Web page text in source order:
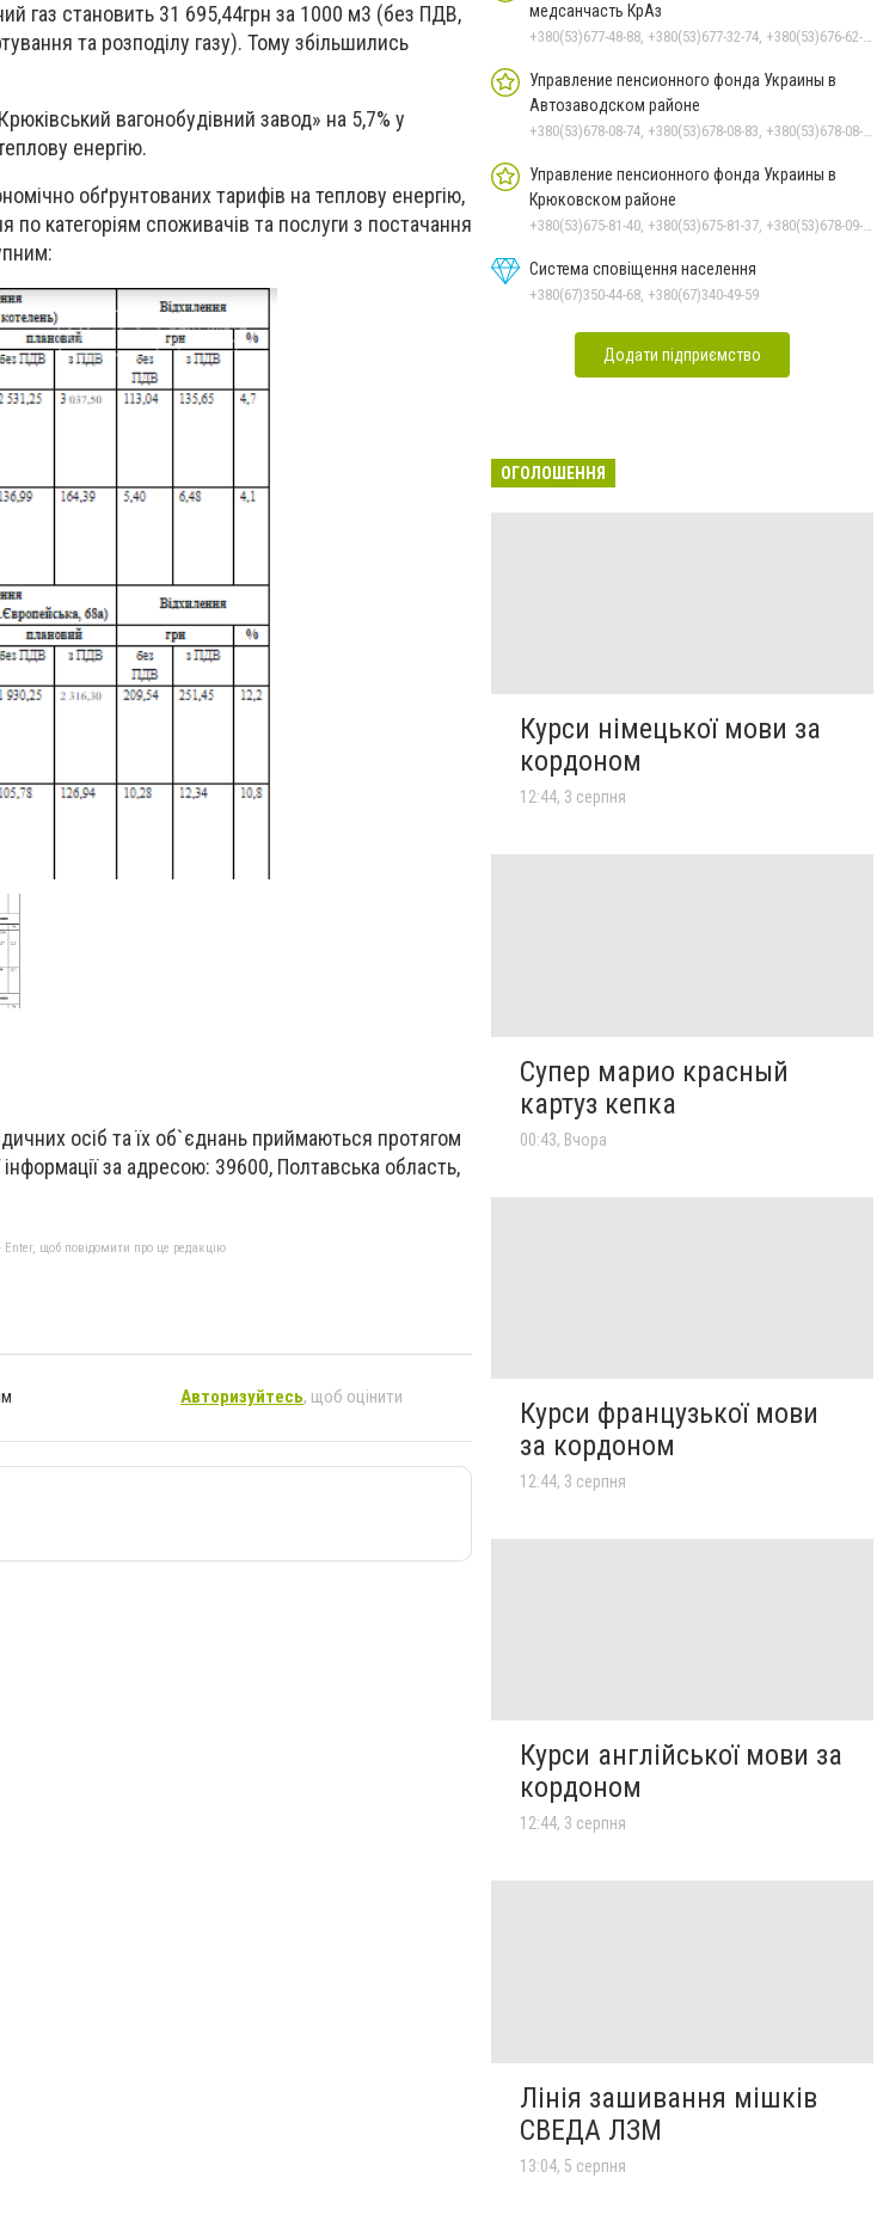
газ становить 31 695,44грн за 1000 м3 (без ПДВ,
та розподілу газу). Тому збільшились
вагонобудівний завод» на 5,7% у
енергію.
обґрунтованих тарифів натеплову енергію,
по категоріям споживачів та послуги з постачання
осіб та їх об`єднань приймаються протягом
за адресою: 39600, Полтавська область,
Enter, щоб повідомити про це редакцію
Авторизуйтесь, щоб оцінити
медсанчасть КрАз
+380(53)677-48-88, +380(53)677-32-74, +380(53)676-62-99, +380536766187
Управление пенсионного фонда Украины в
Автозаводском районе
+380(53)678-08-74, +380(53)678-08-83, +380(53)678-08-41, +380(53)678-08-86, +380(53)678-09-05
Управление пенсионного фонда Украины в
Крюковском районе
+380(53)675-81-40, +380(53)675-81-37, +380(53)678-09-01, +380(53)675-81-32, +380(53)675-81-33, +380(53)675-81-38, +380(53)675-81-31, +380(53)678-08-87
Система сповіщення населення
+380(67)350-44-68, +380(67)340-49-59
Додати підприємство
ОГОЛОШЕННЯ
Курси німецької мови за
кордоном
12:44, 3 серпня
Супер марио красный
картуз кепка
00:43, Вчора
Курси французької мови
за кордоном
12:44, 3 серпня
Курси англійської мови за
кордоном
12:44, 3 серпня
Лінія зашивання мішків
СВЕДА ЛЗМ
13:04, 5 серпня